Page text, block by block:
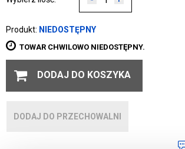
Produkt: NIEDOSTĘPNY
TOWAR CHWILOWO NIEDOSTĘPNY.
DODAJ DO KOSZYKA
DODAJ DO PRZECHOWALNI